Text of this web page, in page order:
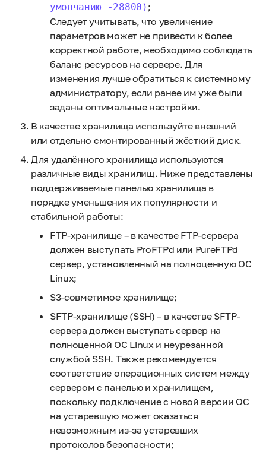
умолчанию -28800) ;
Следует учитывать, что увеличение
параметров может не привести к более
корректной работе, необходимо соблюдать
баланс ресурсов на сервере. Для
изменения лучше обратиться к системному
администратору, если ранее им уже были
заданы оптимальные настройки.
В качестве хранилища используйте внешний
или отдельно смонтированный жёсткий диск.
Для удалённого хранилища используются
различные виды хранилищ. Ниже представлены
поддерживаемые панелью хранилища в
порядке уменьшения их популярности и
стабильной работы:
FTP-хранилище – в качестве FTP-сервера
должен выступать ProFTPd или PureFTPd
сервер, установленный на полноценную ОС
Linux;
S3-совметимое хранилище;
SFTP-хранилище (SSH) – в качестве SFTP-
сервера должен выступать сервер на
полноценной ОС Linux и неурезанной
службой SSH. Также рекомендуется
соответствие операционных систем между
сервером с панелью и хранилищем,
поскольку подключение с новой версии ОС
на устаревшую может оказаться
невозможным из-за устаревших
протоколов безопасности;